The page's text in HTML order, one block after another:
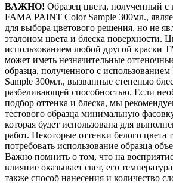
ВАЖНО! Образец цвета, полученный с
FAMA PAINT Color Sample 300мл.,
для выбора цветового решения, но не
эталоном цвета и блеска поверхности.
использованием любой другой краски
может иметь незначительные
образца, полученного с
Sample 300мл., вызванные степенью
разбеливающей способностью. Если
подбор оттенка и блеска, мы
тестового образца минимальную
которая будет использована для
работ. Некоторые оттенки белого цвета
потребовать использование образца
Важно помнить о том, что на
влияние оказывает свет, его
также способ нанесения и количество